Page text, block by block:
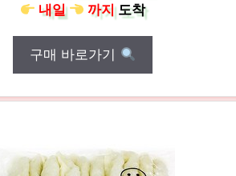
내일
까지도착
구매 바로가기